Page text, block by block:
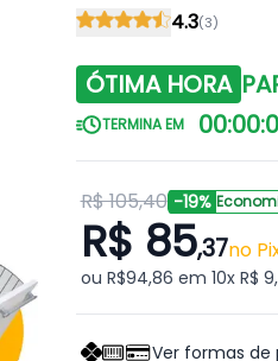
4.3(3)
ÓTIMA HORA
TERMINA EM 00:00:
R$ 105,40 -19%
R$ 85,37no
ou R$94,86 em 10x R$
Ver formas